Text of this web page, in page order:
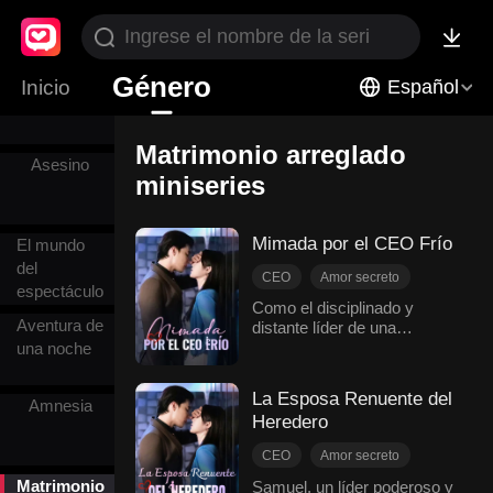
Inicio Género Español
Diferencia
Asesino
El mundo
del
espectáculo
Aventura de
una noche
Amnesia
Matrimonio
Matrimonio arreglado
miniseries
Mimada por el CEO Frío
CEO
Amor secreto
Matrimonio arreglado
Como el disciplinado y
distante líder de una
comprometido con Kaylee,
aunque nadie los
relacionaba y ella misma no
le daba importancia. Con
extranjero, rara vez se
La Esposa Renuente del
Heredero
CEO
Amor secreto
Matrimonio arreglado
Samuel, un líder poderoso y